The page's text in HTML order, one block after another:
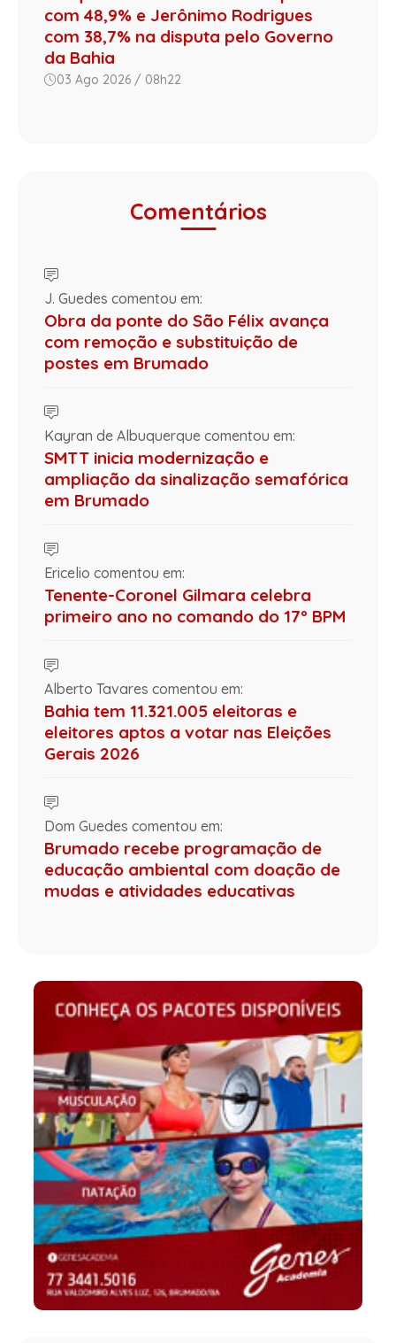
com 48,9% e Jerônimo Rodrigues
com 38,7% na disputa pelo Governo
da Bahia
03 Ago 2026 / 08h22
Comentários
J. Guedes comentou em:
Obra da ponte do São Félix avança
com remoção e substituição de
postes em Brumado
Kayran de Albuquerque comentou em:
SMTT inicia modernização e
ampliação da sinalização semafórica
em Brumado
Ericelio comentou em:
Tenente-Coronel Gilmara celebra
primeiro ano no comando do 17º BPM
Alberto Tavares comentou em:
Bahia tem 11.321.005 eleitoras e
eleitores aptos a votar nas Eleições
Gerais 2026
Dom Guedes comentou em:
Brumado recebe programação de
educação ambiental com doação de
mudas e atividades educativas